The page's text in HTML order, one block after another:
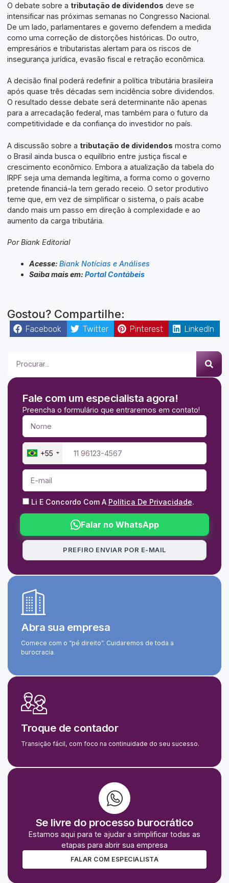
O debate sobre a tributação de dividendos deve se
intensificar nas próximas semanas no Congresso Nacional.
De um lado, parlamentares e governo defendem a medida
como uma correção de distorções históricas. Do outro,
empresários e tributaristas alertam para os riscos de
insegurança jurídica, evasão fiscal e retração econômica.
A decisão final poderá redefinir a política tributária brasileira
após quase três décadas sem incidência sobre dividendos.
O resultado desse debate será determinante não apenas
para a arrecadação federal, mas também para o futuro da
competitividade e da confiança do investidor no país.
A discussão sobre a tributação de dividendos mostra como
o Brasil ainda busca o equilíbrio entre justiça fiscal e
crescimento econômico. Embora a atualização da tabela do
IRPF seja uma demanda legítima, a forma como o governo
pretende financiá-la tem gerado receio. O setor produtivo
teme que, em vez de simplificar o sistema, o país acabe
dando mais um passo em direção à complexidade e ao
aumento da carga tributária.
Por Biank Editorial
Acesse: Biank Notícias e Análises
Saiba mais em: Portal Contábeis
Gostou? Compartilhe:
Facebook Twitter Pinterest LinkedIn
Fale com um especialista agora!
Preencha o formulário que entraremos em contato!
+55
Li E Concordo Com A Política De Privacidade.
Falar no WhatsApp
PREFIRO ENVIAR POR E-MAIL
Abra sua empresa
Comece com o “pé direito”. Cuidaremos de toda a
burocracia.
Troque de contador
Transição fácil, com foco na continuidade do seu sucesso.
Se livre do processo burocrático
Estamos aqui para te ajudar a simplificar todas as
etapas para abrir sua empresa
FALAR COM ESPECIALISTA